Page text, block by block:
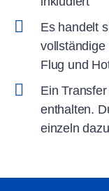
Es handelt
vollständige
Flug und
Ein
enthalten.
einzeln